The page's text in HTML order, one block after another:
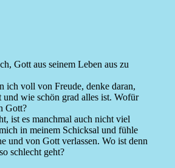
Gott aus seinem Leben aus zu
ich voll von Freude, denke daran,
und wie schön grad alles ist. Wofür
Gott?
ist es manchmal auch nicht viel
in meinem Schicksal und fühle
und von Gott verlassen. Wo ist denn
schlecht geht?